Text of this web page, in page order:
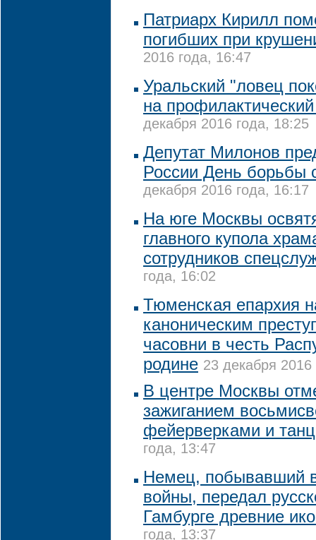
Патриарх Кирилл
погибших при
2016 года, 16:47
Уральский "ловец
на
декабря 2016 года, 18:25
Депутат Милонов
России День борьбы
декабря 2016 года, 16:17
На юге Москвы
главного купола
сотрудников
года, 16:02
Тюменская епархия
каноническим
часовни в честь
родине 23 декабря 2016
В центре Москвы
зажиганием
фейерверками и
года, 13:47
Немец, побывавший
войны, передал
Гамбурге древние
года, 13:37